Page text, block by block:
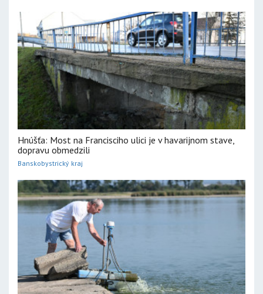
Hnúšťa: Most na Francisciho ulici je v havarijnom stave,
dopravu obmedzili
Banskobystrický kraj